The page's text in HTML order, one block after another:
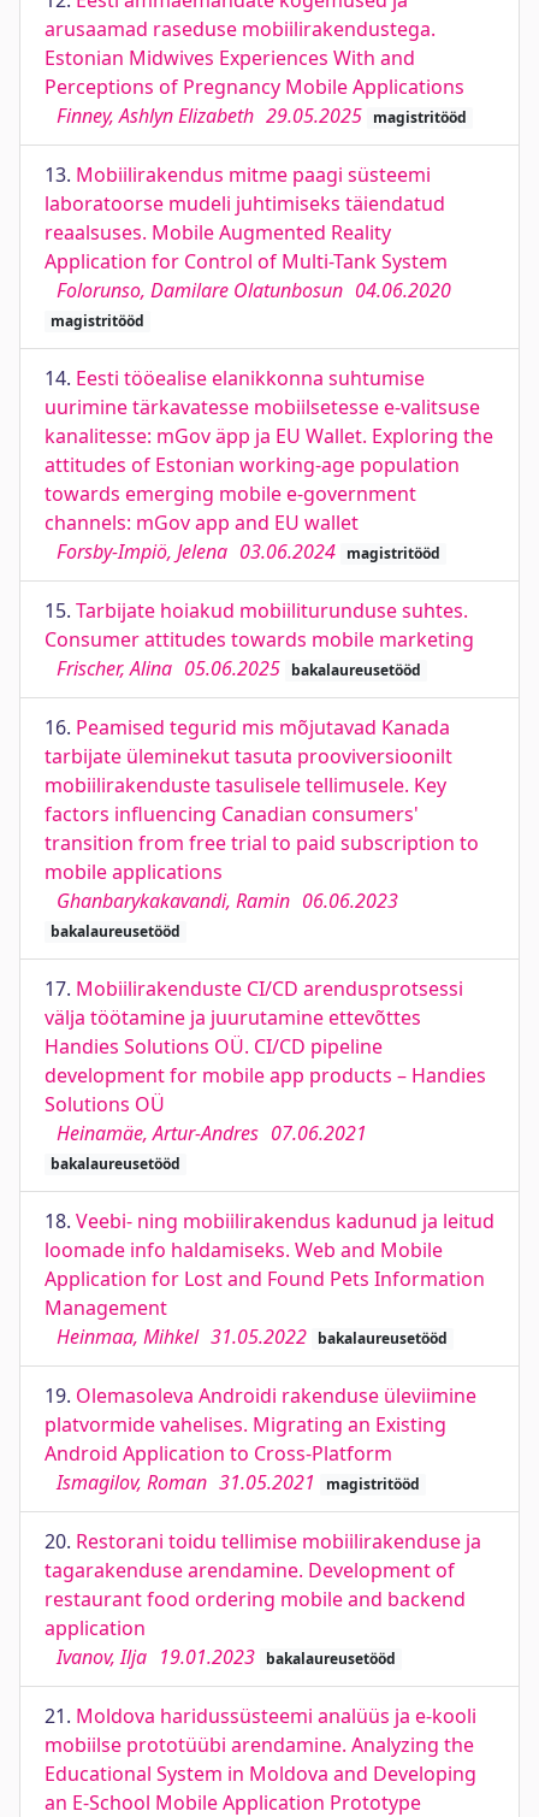
arusaamad raseduse mobiilirakendustega.
Estonian Midwives Experiences With and
Perceptions of Pregnancy Mobile Applications
Finney, Ashlyn Elizabeth 29.05.2025 magistritööd
13. Mobiilirakendus mitme paagi süsteemi
laboratoorse mudeli juhtimiseks täiendatud
reaalsuses. Mobile Augmented Reality
Application for Control of Multi-Tank System
Folorunso, Damilare Olatunbosun 04.06.2020
magistritööd
14. Eesti tööealise elanikkonna suhtumise
uurimine tärkavatesse mobiilsetesse e-valitsuse
kanalitesse: mGov äpp ja EU Wallet. Exploring the
attitudes of Estonian working-age population
towards emerging mobile e-government
channels: mGov app and EU wallet
Forsby-Impiö, Jelena 03.06.2024 magistritööd
15. Tarbijate hoiakud mobiiliturunduse suhtes.
Consumer attitudes towards mobile marketing
Frischer, Alina 05.06.2025 bakalaureusetööd
16. Peamised tegurid mis mõjutavad Kanada
tarbijate üleminekut tasuta prooviversioonilt
mobiilirakenduste tasulisele tellimusele. Key
factors influencing Canadian consumers'
transition from free trial to paid subscription to
mobile applications
Ghanbarykakavandi, Ramin 06.06.2023
bakalaureusetööd
17. Mobiilirakenduste CI/CD arendusprotsessi
välja töötamine ja juurutamine ettevõttes
Handies Solutions OÜ. CI/CD pipeline
development for mobile app products – Handies
Solutions OÜ
Heinamäe, Artur-Andres 07.06.2021
bakalaureusetööd
18. Veebi- ning mobiilirakendus kadunud ja leitud
loomade info haldamiseks. Web and Mobile
Application for Lost and Found Pets Information
Management
Heinmaa, Mihkel 31.05.2022 bakalaureusetööd
19. Olemasoleva Androidi rakenduse üleviimine
platvormide vahelises. Migrating an Existing
Android Application to Cross-Platform
Ismagilov, Roman 31.05.2021 magistritööd
20. Restorani toidu tellimise mobiilirakenduse ja
tagarakenduse arendamine. Development of
restaurant food ordering mobile and backend
application
Ivanov, Ilja 19.01.2023 bakalaureusetööd
21. Moldova haridussüsteemi analüüs ja e-kooli
mobiilse prototüübi arendamine. Analyzing the
Educational System in Moldova and Developing
an E-School Mobile Application Prototype